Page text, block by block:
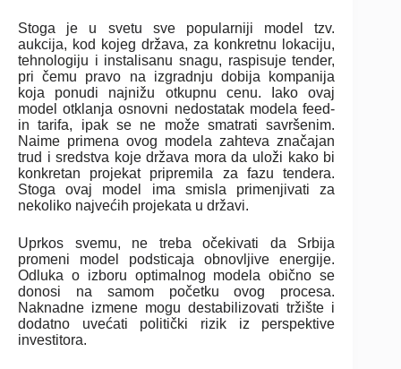
Stoga je u svetu sve popularniji model tzv.
aukcija, kod kojeg država, za konkretnu lokaciju,
tehnologiju i instalisanu snagu, raspisuje tender,
pri čemu pravo na izgradnju dobija kompanija
koja ponudi najnižu otkupnu cenu. Iako ovaj
model otklanja osnovni nedostatak modela feed-
in tarifa, ipak se ne može smatrati savršenim.
Naime primena ovog modela zahteva značajan
trud i sredstva koje država mora da uloži kako bi
konkretan projekat pripremila za fazu tendera.
Stoga ovaj model ima smisla primenjivati za
nekoliko najvećih projekata u državi.
Uprkos svemu, ne treba očekivati da Srbija
promeni model podsticaja obnovljive energije.
Odluka o izboru optimalnog modela obično se
donosi na samom početku ovog procesa.
Naknadne izmene mogu destabilizovati tržište i
dodatno uvećati politički rizik iz perspektive
investitora.